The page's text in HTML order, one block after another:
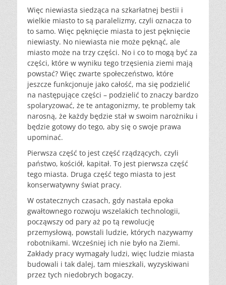
Więc niewiasta siedząca na szkarłatnej bestii i
wielkie miasto to są paralelizmy, czyli oznacza to
to samo. Więc pęknięcie miasta to jest pęknięcie
niewiasty. No niewiasta nie może pęknąć, ale
miasto może na trzy części. No i co to mogą być za
części, które w wyniku tego trzęsienia ziemi mają
powstać? Więc zwarte społeczeństwo, które
jeszcze funkcjonuje jako całość, ma się podzielić
na następujące części – podzielić to znaczy bardzo
spolaryzować, że te antagonizmy, te problemy tak
narosną, że każdy będzie stał w swoim narożniku i
będzie gotowy do tego, aby się o swoje prawa
upominać.
Pierwsza część to jest część rządzących, czyli
państwo, kościół, kapitał. To jest pierwsza część
tego miasta. Druga część tego miasta to jest
konserwatywny świat pracy.
W ostatecznych czasach, gdy nastała epoka
gwałtownego rozwoju wszelakich technologii,
począwszy od pary aż po tą rewolucję
przemysłową, powstali ludzie, których nazywamy
robotnikami. Wcześniej ich nie było na Ziemi.
Zakłady pracy wymagały ludzi, więc ludzie miasta
budowali i tak dalej, tam mieszkali, wyzyskiwani
przez tych niedobrych bogaczy.